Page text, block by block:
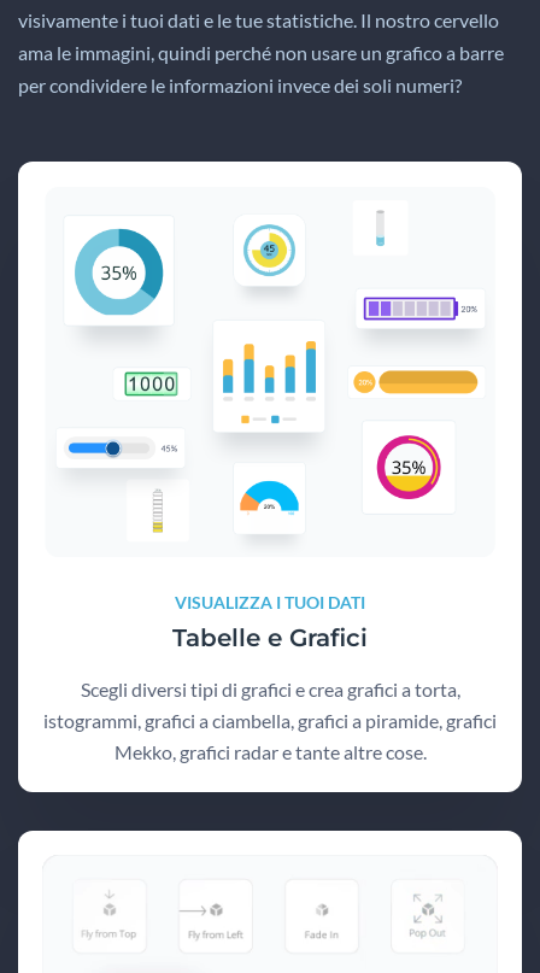
visivamente i tuoi dati e le tue statistiche. Il nostro cervello
ama le immagini, quindi perché non usare un grafico a barre
per condividere le informazioni invece dei soli numeri?
VISUALIZZA I TUOI DATI
Tabelle e Grafici
Scegli diversi tipi di grafici e crea grafici a torta,
istogrammi, grafici a ciambella, grafici a piramide, grafici
Mekko, grafici radar e tante altre cose.